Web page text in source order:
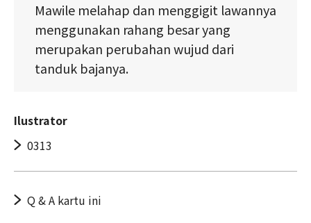
Mawile melahap dan menggigit lawannya
menggunakan rahang besar yang
merupakan perubahan wujud dari
tanduk bajanya.
Ilustrator
0313
Q & A kartu ini